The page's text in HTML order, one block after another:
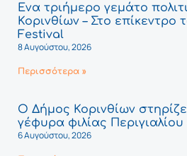
Ένα τριήμερο γεμάτο
Κορινθίων – Στο
Festival
8 Αυγούστου, 2026
Περισσότερα »
Ο Δήμος Κορινθίων
γέφυρα φιλίας
6 Αυγούστου, 2026